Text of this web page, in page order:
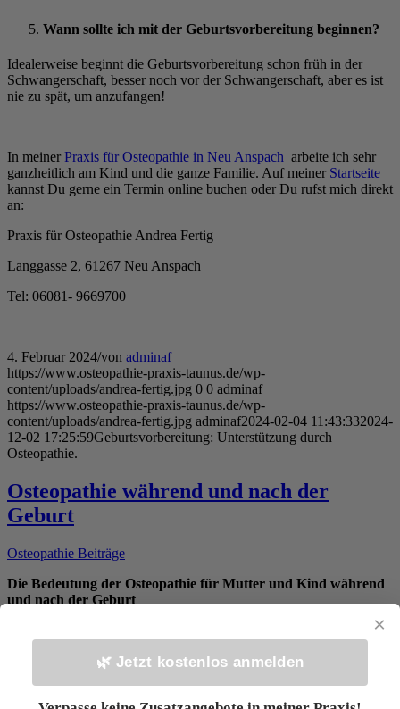
Wann sollte ich mit der Geburtsvorbereitung beginnen?
Idealerweise beginnt die Geburtsvorbereitung schon früh in der
Schwangerschaft, besser noch vor der Schwangerschaft, aber es ist
nie zu spät, um anzufangen!
In meiner Praxis für Osteopathie in Neu Anspach arbeite ich sehr
ganzheitlich am Kind und die ganze Familie. Auf meiner Startseite
kannst Du gerne ein Termin online buchen oder Du rufst mich direkt
an:
Praxis für Osteopathie Andrea Fertig
Langgasse 2, 61267 Neu Anspach
Tel: 06081- 9669700
4. Februar 2024/von adminaf
https://www.osteopathie-praxis-taunus.de/wp-
content/uploads/andrea-fertig.jpg 0 0 adminaf
https://www.osteopathie-praxis-taunus.de/wp-
content/uploads/andrea-fertig.jpg adminaf2024-02-04 11:43:332024-
12-02 17:25:59Geburtsvorbereitung: Unterstützung durch
Osteopathie.
Osteopathie während und nach der
Geburt
Osteopathie Beiträge
Die Bedeutung der Osteopathie für Mutter und Kind während
und nach der Geburt
Die Geburt ist zweifellos eine herausfordernde Zeit sowohl für die
Mutter als auch für das Kind. Sie markiert den Beginn einer
erstaunlichen Reise und stellt eine Art Meisterprüfung für das Baby
×
🌿 Jetzt kostenlos anmelden